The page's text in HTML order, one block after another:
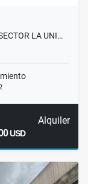
LA UNI…
Alquiler
USD